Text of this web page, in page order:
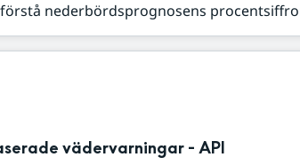
nederbördsprognosens
vädervarningar - API